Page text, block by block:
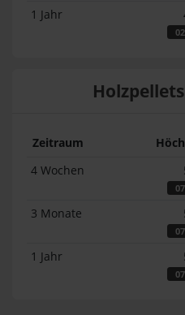
1 Jahr
Zeitraum
4 Wochen
3 Monate
1 Jahr